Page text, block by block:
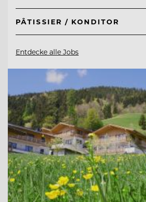
PÂTISSIER / KONDITOR
Entdecke alle Jobs